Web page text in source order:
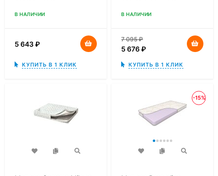
В НАЛИЧИИ
5 643₽
КУПИТЬ В 1 КЛИК
В НАЛИЧИИ
7 095₽
5 676₽
КУПИТЬ В 1 КЛИК
-15%